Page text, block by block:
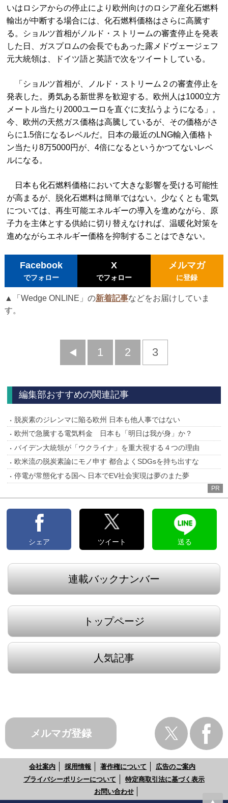
いはロシアからの停止により欧州向けのロシア産化石燃料
輸出が中断する場合には、化石燃料価格はさらに高騰す
る。ショルツ首相がノルド・ストリームの審査停止を発表
した日、ガスプロムの会長でもあった露メドヴェージェフ
元大統領は、ドイツ語と英語で次をツイートしている。
「ショルツ首相が、ノルド・ストリーム２の審査停止を
発表した。勇気ある新世界を歓迎する。欧州人は1000立方
メートル当たり2000ユーロを直ぐに支払うようになる」。
今、欧州の天然ガス価格は高騰しているが、その価格がさ
らに1.5倍になるレベルだ。日本の最近のLNG輸入価格ト
ン当たり8万5000円が、4倍になるというかつてないレベ
ルになる。
日本も化石燃料価格において大きな影響を受ける可能性
が高まるが、脱化石燃料は簡単ではない。少なくとも電気
については、再生可能エネルギーの導入を進めながら、原
子力を主体とする供給に切り替えなければ、温暖化対策を
進めながらエネルギー価格を抑制することはできない。
Facebook
でフォロー
X
でフォロー
メルマガ
に登録
▲「Wedge ONLINE」の新着記事などをお届けしていま
す。
前
1 2 3
編集部おすすめの関連記事
脱炭素のジレンマに陥る欧州 日本も他人事ではない
欧州で急騰する電気料金 日本も「明日は我が身」か？
バイデン大統領が「ウクライナ」を重大視する４つの理由
欧米流の脱炭素論にモノ申す 都合よくSDGsを持ち出すな
停電が常態化する国へ 日本でEV社会実現は夢のまた夢
PR
シェア ツイート 送る
連載バックナンバー
トップページ
人気記事
メルマガ登録
会社案内 採用情報 著作権について
広告のご案内
プライバシーポリシーについて
特定商取引法に基づく表示
お問い合わせ